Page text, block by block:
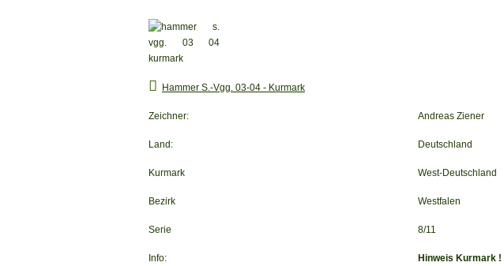
Hammer S.-Vgg. 03-04 - Kurmark
Zeichner: Andreas Ziener
Land: Deutschland
Kurmark West-Deutschland
Bezirk Westfalen
Serie 8/11
Info: Hinweis Kurmark !